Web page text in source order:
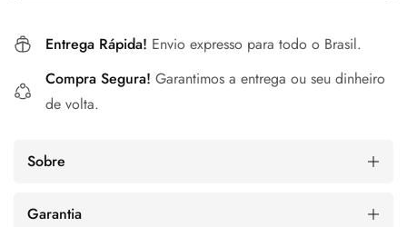
Entrega Rápida! Envio expresso para todo o Brasil.
Compra Segura! Garantimos a entrega ou seu dinheiro
de volta.
Sobre
Garantia